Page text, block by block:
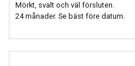
Mörkt, svalt och väl försluten.
24 månader. Se bäst före datum.